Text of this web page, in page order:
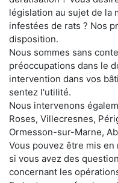
législation au sujet de la
infestées de rats ? Nos
disposition.
Nous sommes sans
préoccupations dans le
intervention dans vos
sentez l'utilité.
Nous intervenons
Roses, Villecresnes,
Ormesson-sur-Marne,
Vous pouvez être mis
si vous avez des
concernant les